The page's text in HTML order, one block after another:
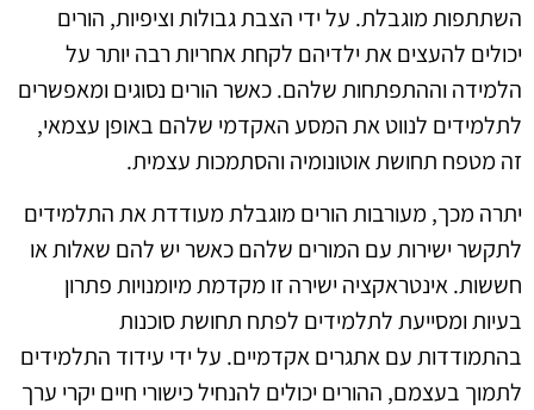
השתתפות מוגבלת. על ידי הצבת גבולות וציפיות, הורים
יכולים להעצים את ילדיהם לקחת אחריות רבה יותר על
הלמידה וההתפתחות שלהם. כאשר הורים נסוגים ומאפשרים
לתלמידים לנווט את המסע האקדמי שלהם באופן עצמאי,
זה מטפח תחושת אוטונומיה והסתמכות עצמית.
יתרה מכך, מעורבות הורים מוגבלת מעודדת את התלמידים
לתקשר ישירות עם המורים שלהם כאשר יש להם שאלות או
חששות. אינטראקציה ישירה זו מקדמת מיומנויות פתרון
בעיות ומסייעת לתלמידים לפתח תחושת סוכנות
בהתמודדות עם אתגרים אקדמיים. על ידי עידוד התלמידים
לתמוך בעצמם, ההורים יכולים להנחיל כישורי חיים יקרי ערך